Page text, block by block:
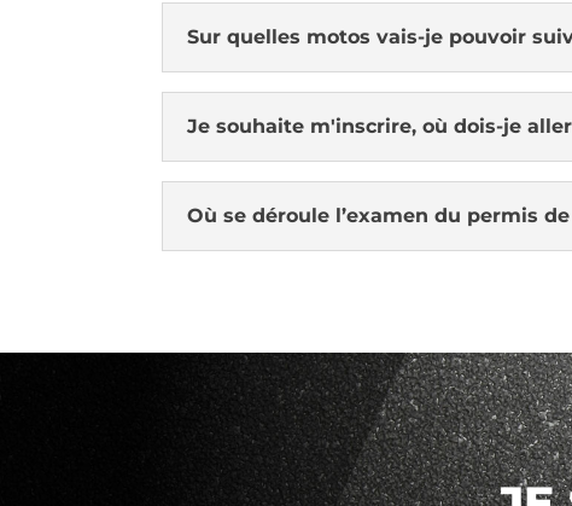
Sur quelles motos vais-je pouvoir
Je souhaite m'inscrire, où dois-je
Où se déroule l’examen du permis